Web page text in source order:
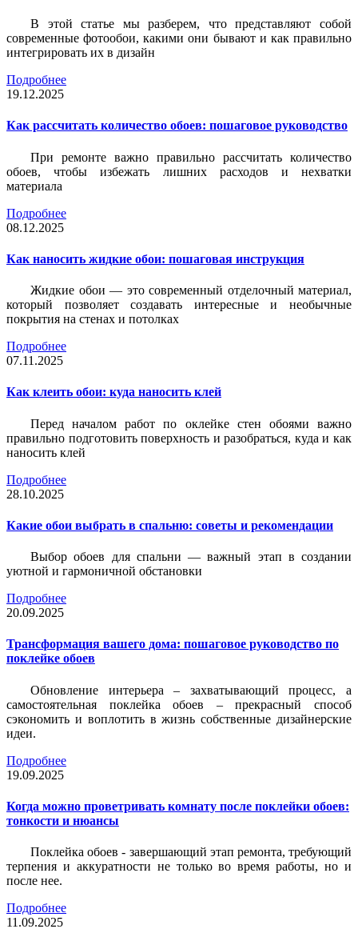
В этой статье мы разберем, что представляют собой
современные фотообои, какими они бывают и как правильно
интегрировать их в дизайн
Подробнее
19.12.2025
Как рассчитать количество обоев: пошаговое руководство
При ремонте важно правильно рассчитать количество
обоев, чтобы избежать лишних расходов и нехватки
материала
Подробнее
08.12.2025
Как наносить жидкие обои: пошаговая инструкция
Жидкие обои — это современный отделочный материал,
который позволяет создавать интересные и необычные
покрытия на стенах и потолках
Подробнее
07.11.2025
Как клеить обои: куда наносить клей
Перед началом работ по оклейке стен обоями важно
правильно подготовить поверхность и разобраться, куда и как
наносить клей
Подробнее
28.10.2025
Какие обои выбрать в спальню: советы и рекомендации
Выбор обоев для спальни — важный этап в создании
уютной и гармоничной обстановки
Подробнее
20.09.2025
Трансформация вашего дома: пошаговое руководство по
поклейке обоев
Обновление интерьера – захватывающий процесс, а
самостоятельная поклейка обоев – прекрасный способ
сэкономить и воплотить в жизнь собственные дизайнерские
идеи.
Подробнее
19.09.2025
Когда можно проветривать комнату после поклейки обоев:
тонкости и нюансы
Поклейка обоев - завершающий этап ремонта, требующий
терпения и аккуратности не только во время работы, но и
после нее.
Подробнее
11.09.2025